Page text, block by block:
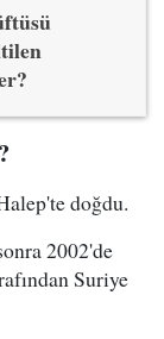
doğdu.
2002'de
Suriye